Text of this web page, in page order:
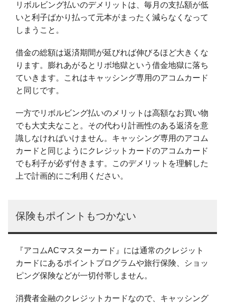
リボルビング払いのデメリットは、毎月の支払額が低
いと利子ばかり払って元本がまったく減らなくなって
しまうこと。
借金の総額は返済期間が延びれば伸びるほど大きくな
ります。膨れあがるとリボ地獄という借金地獄に落ち
ていきます。これはキャッシング専用のアコムカード
と同じです。
一方でリボルビング払いのメリットは高額なお買い物
でも大丈夫なこと。その代わり計画性のある返済を意
識しなければいけません。キャッシング専用のアコム
カードと同じようにクレジットカードのアコムカード
でも利子が必ず付きます。このデメリットを理解した
上で計画的にご利用ください。
保険もポイントもつかない
『アコムACマスターカード』には通常のクレジット
カードにあるポイントプログラムや旅行保険、ショッ
ピング保険などが一切付帯しません。
消費者金融のクレジットカードなので、キャッシング